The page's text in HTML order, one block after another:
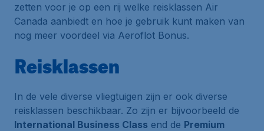
zetten voor je op een rij welke reisklassen Air
Canada aanbiedt en hoe je gebruik kunt maken van
nog meer voordeel via Aeroflot Bonus.
Reisklassen
In de vele diverse vliegtuigen zijn er ook diverse
reisklassen beschikbaar. Zo zijn er bijvoorbeeld de
International Business Class end de Premium